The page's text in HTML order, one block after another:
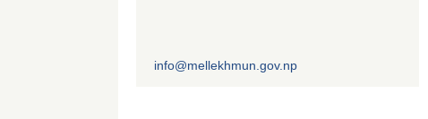
info@mellekhmun.gov.np